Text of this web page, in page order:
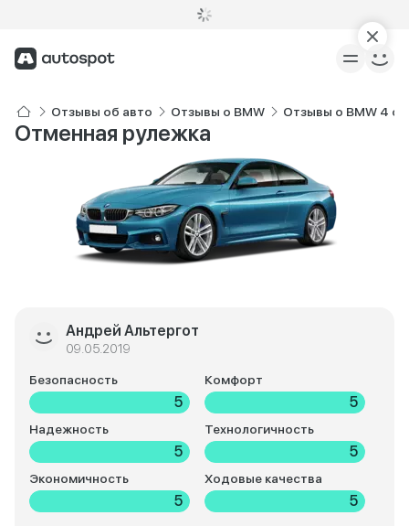
Отзывы об авто Отзывы о BMW Отзывы о BMW 4
Отменная рулежка
Андрей Альтергот
09.05.2019
Безопасность
5
Комфорт
5
Надежность
5
Технологичность
5
Экономичность
5
Ходовые качества
5